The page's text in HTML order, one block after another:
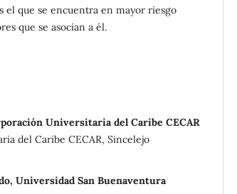
el que se encuentra en mayor riesgo
que se asocian a él.
Universitaria del Caribe CECAR
del Caribe CECAR, Sincelejo
Universidad San Buenaventura